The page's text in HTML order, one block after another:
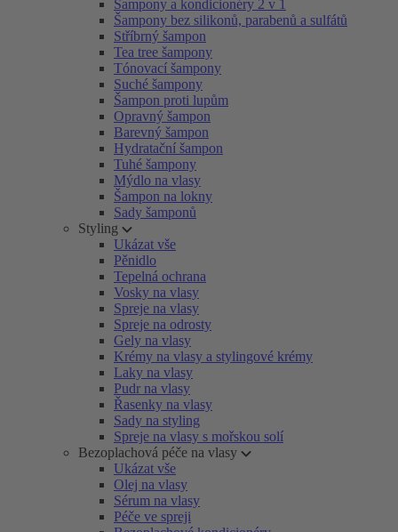
Šampony a kondicionéry 2 v 1
Šampony bez silikonů, parabenů a sulfátů
Stříbrný šampon
Tea tree šampony
Tónovací šampony
Suché šampony
Šampon proti lupům
Opravný šampon
Barevný šampon
Hydratační šampon
Tuhé šampony
Mýdlo na vlasy
Šampon na lokny
Sady šamponů
Styling
Ukázat vše
Pěnidlo
Tepelná ochrana
Vosky na vlasy
Spreje na vlasy
Spreje na odrosty
Gely na vlasy
Krémy na vlasy a stylingové krémy
Laky na vlasy
Pudr na vlasy
Řasenky na vlasy
Sady na styling
Spreje na vlasy s mořskou solí
Bezoplachová péče na vlasy
Ukázat vše
Olej na vlasy
Sérum na vlasy
Péče ve spreji